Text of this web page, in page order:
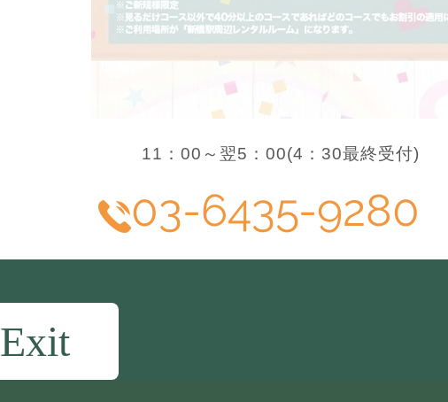
11：00～翌5：00(4：30最終受付)
03-6435-9280
Exit